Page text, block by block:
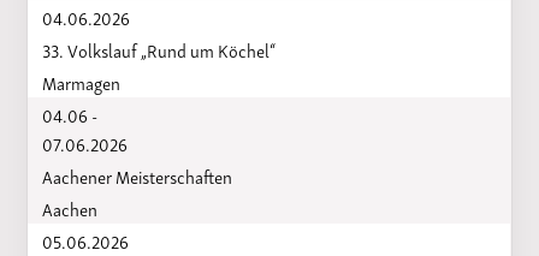
04.06.2026
33. Volkslauf „Rund um Köchel“
Marmagen
04.06 -
07.06.2026
Aachener Meisterschaften
Aachen
05.06.2026